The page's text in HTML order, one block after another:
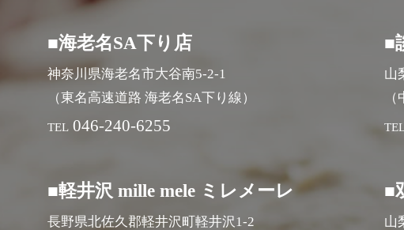
■海老名SA下り店
神奈川県海老名市大谷南5-2-1
（東名高速道路 海老名SA下り線）
TEL 046-240-6255
■
山
■軽井沢 mille mele ミレメーレ
長野県北佐久郡軽井沢町軽井沢1-2
■
山